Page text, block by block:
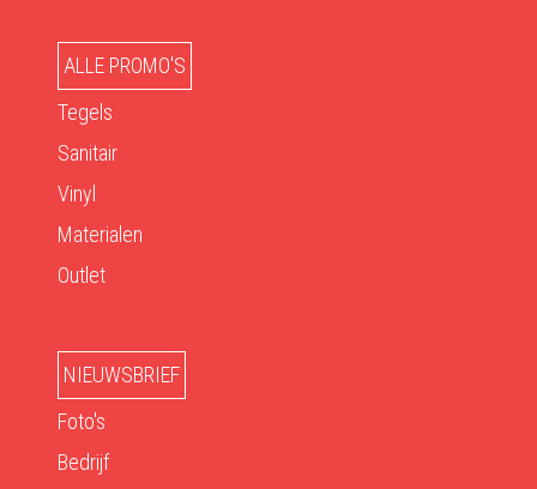
ALLE PROMO'S
Tegels
Sanitair
Vinyl
Materialen
Outlet
NIEUWSBRIEF
Foto's
Bedrijf